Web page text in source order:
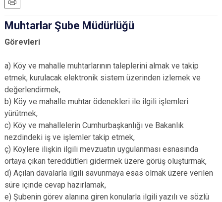
Muhtarlar Şube Müdürlüğü
Görevleri
a) Köy ve mahalle muhtarlarının taleplerini almak ve takip
etmek, kurulacak elektronik sistem üzerinden izlemek ve
değerlendirmek,
b) Köy ve mahalle muhtar ödenekleri ile ilgili işlemleri
yürütmek,
c) Köy ve mahallelerin Cumhurbaşkanlığı ve Bakanlık
nezdindeki iş ve işlemler takip etmek,
ç) Köylere ilişkin ilgili mevzuatın uygulanması esnasında
ortaya çıkan tereddütleri gidermek üzere görüş oluşturmak,
d) Açılan davalarla ilgili savunmaya esas olmak üzere verilen
süre içinde cevap hazırlamak,
e) Şubenin görev alanına giren konularla ilgili yazılı ve sözlü